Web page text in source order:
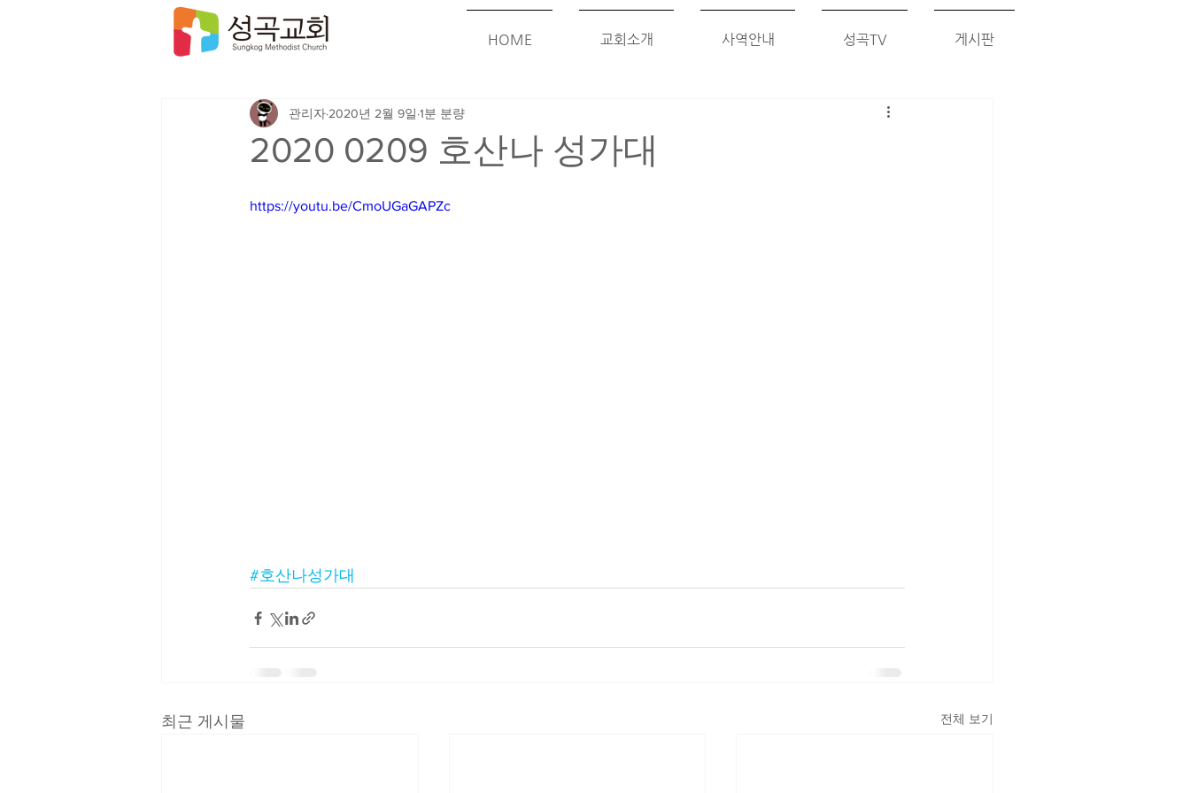
HOME 교회소개 사역안내 성곡TV 게시판
2020 0209 호산나 성가대
관리자 2020년 2월 9일 1분 분량
https://youtu.be/CmoUGaGAPZc
#호산나성가대
최근 게시물 전체 보기